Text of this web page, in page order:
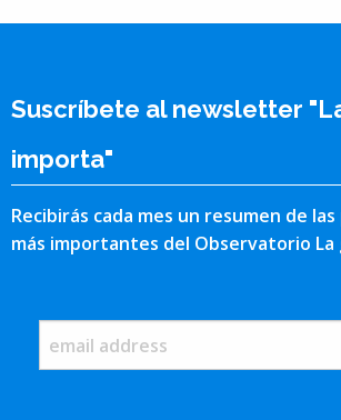
Suscríbete al newsletter
importa"
Recibirás cada mes un resumen de
más importantes del Observatorio